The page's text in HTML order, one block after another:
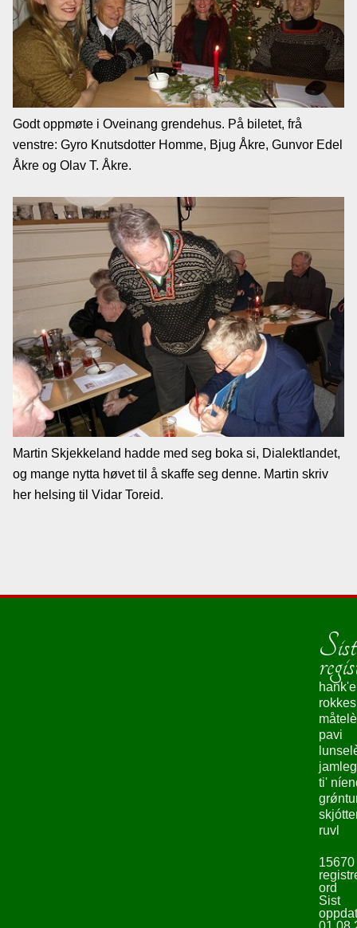
Godt oppmøte i Oveinang grendehus. På biletet, frå
venstre: Gyro Knutsdotter Homme, Bjug Åkre, Gunvor Edel
Åkre og Olav T. Åkre.
Martin Skjekkeland hadde med seg boka si, Dialektlandet,
og mange nytta høvet til å skaffe seg denne. Martin skriv
her helsing til Vidar Toreid.
hank'e
pavi
ti'
ruvl
15670
ord
Sist